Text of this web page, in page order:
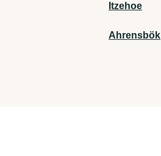
Itzehoe
Ahrensbök